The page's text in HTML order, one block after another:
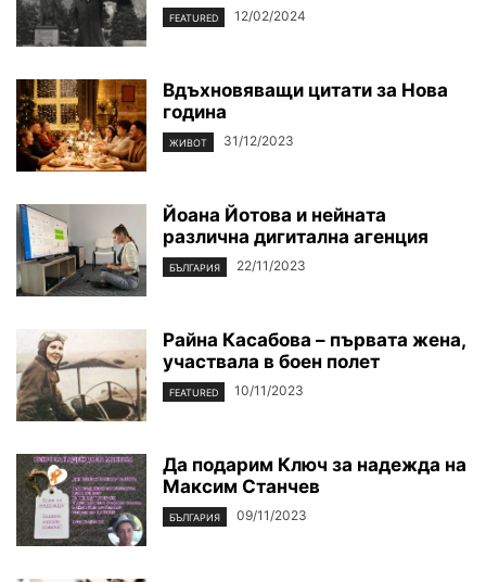
FEATURED 12/02/2024
Вдъхновяващи цитати за Нова
година
ЖИВОТ 31/12/2023
Йоана Йотова и нейната
различна дигитална агенция
БЪЛГАРИЯ 22/11/2023
Райна Касабова – първата жена,
участвала в боен полет
FEATURED 10/11/2023
Да подарим Ключ за надежда на
Максим Станчев
БЪЛГАРИЯ 09/11/2023